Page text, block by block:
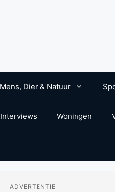
Mens, Dier & Natuur
Interviews Woningen
ADVERTENTIE